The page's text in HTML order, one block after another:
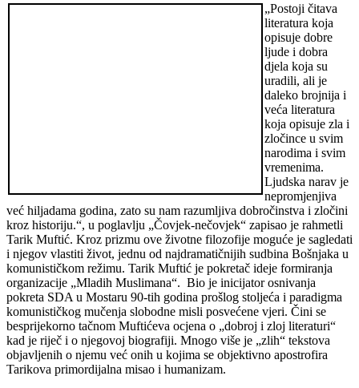
„Postoji čitava
literatura koja
opisuje dobre
ljude i dobra
djela koja su
uradili, ali je
daleko brojnija i
veća literatura
koja opisuje zla i
zločince u svim
narodima i svim
vremenima.
Ljudska narav je
nepromjenjiva
već hiljadama godina, zato su nam razumljiva dobročinstva i zločini
kroz historiju.“, u poglavlju „Čovjek-nečovjek“ zapisao je rahmetli
Tarik Muftić. Kroz prizmu ove životne filozofije moguće je sagledati
i njegov vlastiti život, jednu od najdramatičnijih sudbina Bošnjaka u
komunističkom režimu. Tarik Muftić je pokretač ideje formiranja
organizacije „Mladih Muslimana“. Bio je inicijator osnivanja
pokreta SDA u Mostaru 90-tih godina prošlog stoljeća i paradigma
komunističkog mučenja slobodne misli posvećene vjeri. Čini se
besprijekorno tačnom Muftićeva ocjena o „dobroj i zloj literaturi“
kad je riječ i o njegovoj biografiji. Mnogo više je „zlih“ tekstova
objavljenih o njemu već onih u kojima se objektivno apostrofira
Tarikova primordijalna misao i humanizam.